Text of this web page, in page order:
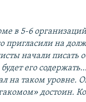
в 5-6
на
начали писать
его
на таком уровне.
достоин.